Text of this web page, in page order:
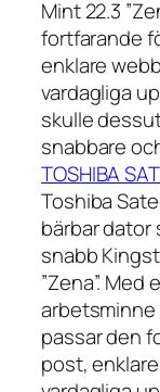
Mint 22.3
fortfarande
enklare
vardagliga
skulle
snabbare
TOSHIBA
Toshiba
bärbar dator
snabb
”Zena”.
passar den
post,